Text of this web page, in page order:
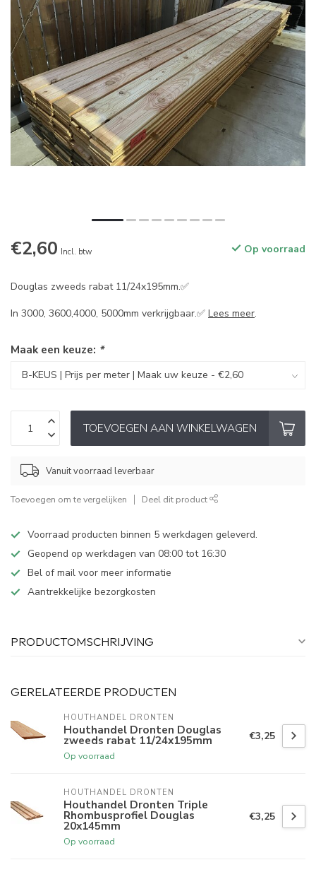
€2,60 Incl. btw Op voorraad
Douglas zweeds rabat 11/24x195mm.✅
In 3000, 3600,4000, 5000mm verkrijgbaar.✅ Lees meer.
Maak een keuze: *
TOEVOEGEN AAN WINKELWAGEN
Vanuit voorraad leverbaar
Toevoegen om te vergelijken Deel dit product
Voorraad producten binnen 5 werkdagen geleverd.
Geopend op werkdagen van 08:00 tot 16:30
Bel of mail voor meer informatie
Aantrekkelijke bezorgkosten
PRODUCTOMSCHRIJVING
GERELATEERDE PRODUCTEN
HOUTHANDEL DRONTEN
Houthandel Dronten Douglas
zweeds rabat 11/24x195mm
Op voorraad
€3,25
HOUTHANDEL DRONTEN
Houthandel Dronten Triple
Rhombusprofiel Douglas
20x145mm
Op voorraad
€3,25